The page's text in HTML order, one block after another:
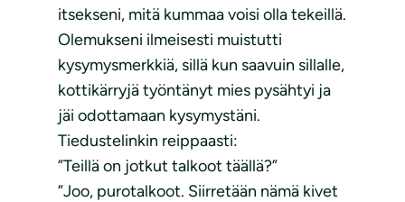
itsekseni, mitä kummaa voisi olla tekeillä.
Olemukseni ilmeisesti muistutti
kysymysmerkkiä, sillä kun saavuin sillalle,
kottikärryjä työntänyt mies pysähtyi ja
jäi odottamaan kysymystäni.
Tiedustelinkin reippaasti:
”Teillä on jotkut talkoot täällä?”
”Joo, purotalkoot. Siirretään nämä kivet